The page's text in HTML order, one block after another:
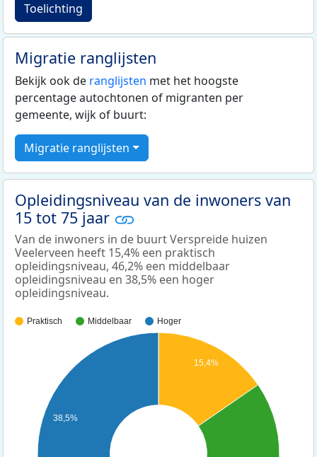
Toelichting
Migratie ranglijsten
Bekijk ook de ranglijsten met het hoogste
percentage autochtonen of migranten per
gemeente, wijk of buurt:
Migratie ranglijsten
Opleidingsniveau van de inwoners van
15 tot 75 jaar
Van de inwoners in de buurt Verspreide huizen
Veelerveen heeft 15,4% een praktisch
opleidingsniveau, 46,2% een middelbaar
opleidingsniveau en 38,5% een hoger
opleidingsniveau.
Praktisch Middelbaar Hoger
15,4%
38,5%